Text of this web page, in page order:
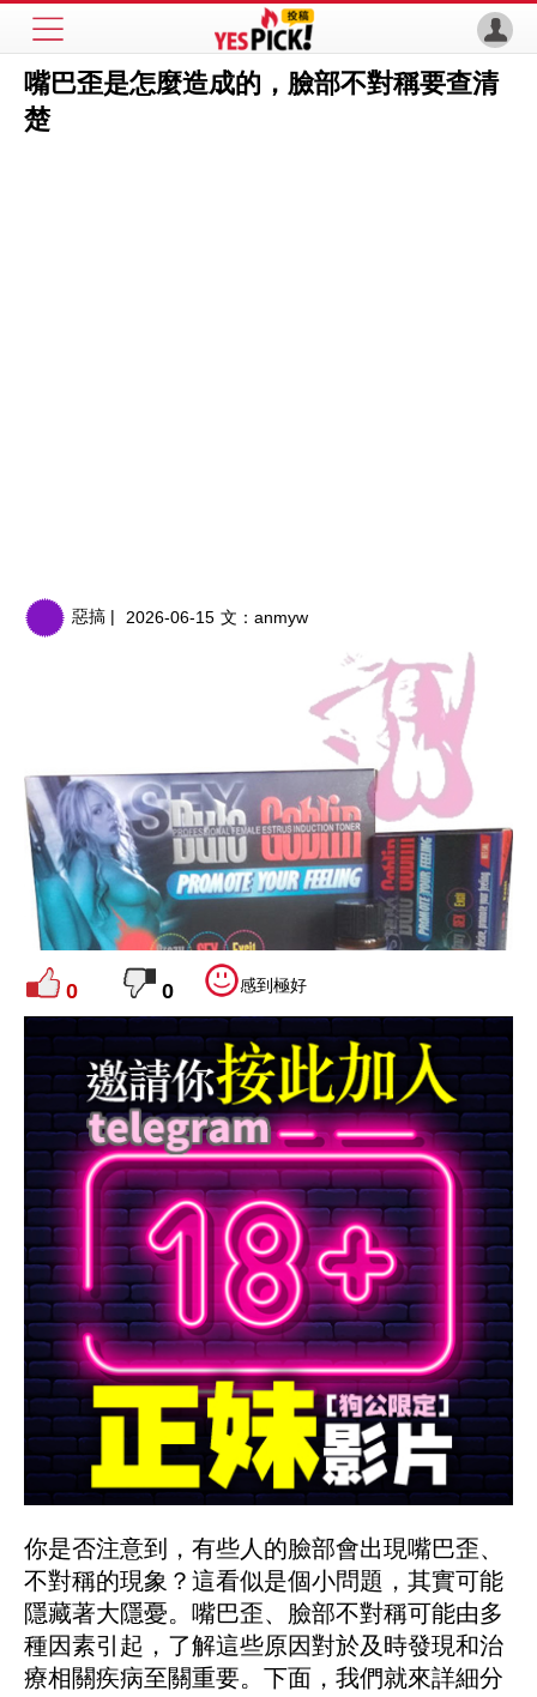
嘴巴歪是怎麼造成的，臉部不對稱要查清
楚
惡搞 | 2026-06-15 文： anmyw
0 0 感到極好
你是否注意到，有些人的臉部會出現嘴巴歪、
不對稱的現象？這看似是個小問題，其實可能
隱藏著大隱憂。嘴巴歪、臉部不對稱可能由多
種因素引起，了解這些原因對於及時發現和治
療相關疾病至關重要。下面，我們就來詳細分